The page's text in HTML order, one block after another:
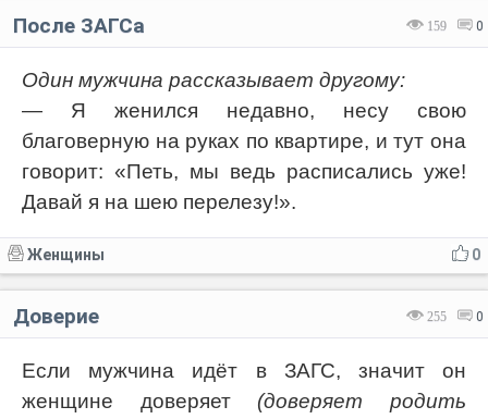
159 0
После ЗАГСа
Один мужчина рассказывает другому:
— Я женился недавно, несу свою
благоверную на руках по квартире, и тут она
говорит: «Петь, мы ведь расписались уже!
Давай я на шею перелезу!».
0
Женщины
255 0
Доверие
Если мужчина идёт в ЗАГС, значит он
женщине доверяет (доверяет родить